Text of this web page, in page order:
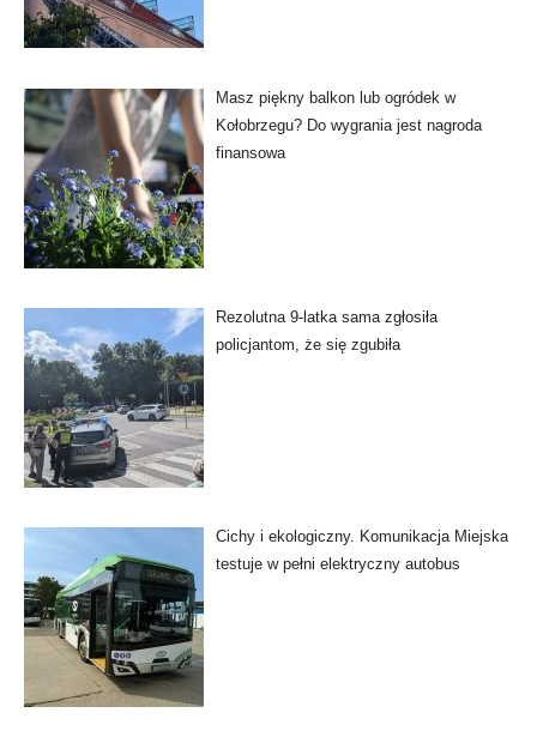
Masz piękny balkon lub ogródek w
Kołobrzegu? Do wygrania jest nagroda
finansowa
Rezolutna 9-latka sama zgłosiła
policjantom, że się zgubiła
Cichy i ekologiczny. Komunikacja Miejska
testuje w pełni elektryczny autobus